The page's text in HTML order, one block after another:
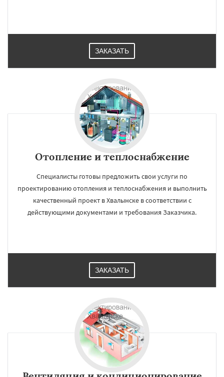
ЗАКАЗАТЬ
Отопление и теплоснабжение
Специалисты готовы предложить свои услуги по
проектированию отопления и теплоснабжения и выполнить
качественный проект в Хвалынске в соответствии с
действующими документами и требования Заказчика.
ЗАКАЗАТЬ